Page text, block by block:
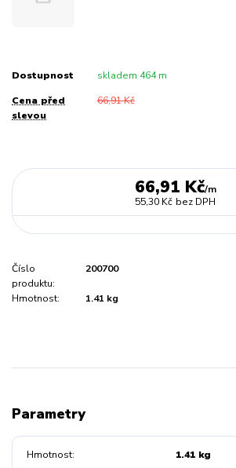
Dostupnost skladem 464 m
Cena před
slevou
66,91 Kč
66,91 Kč/m
55,30 Kč bez DPH
Číslo
produktu:
200700
Hmotnost: 1.41 kg
Parametry
Hmotnost 1.41 kg